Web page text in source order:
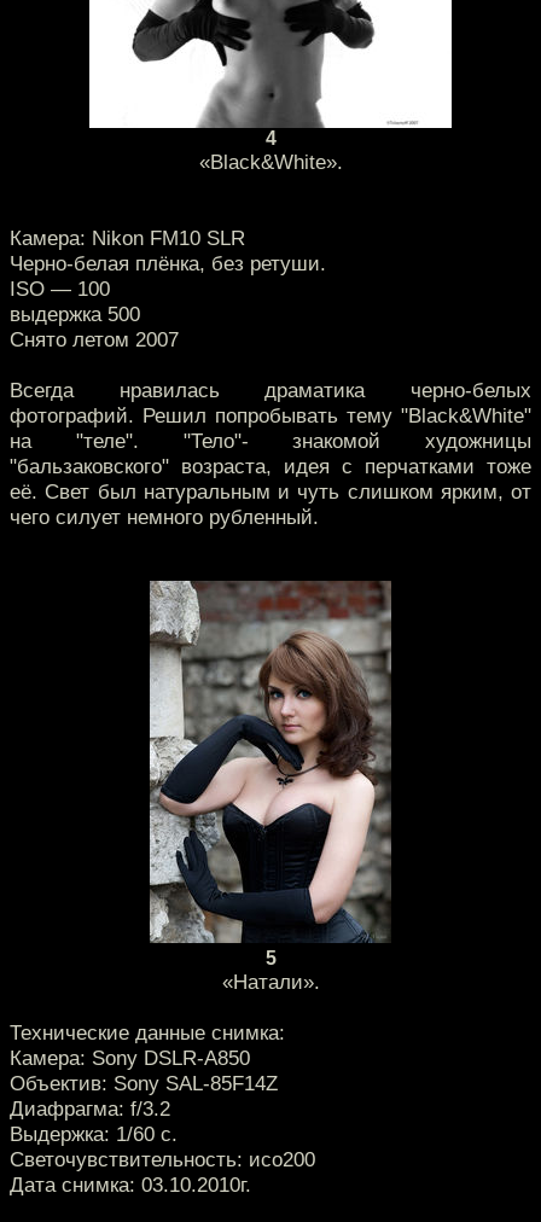
4
«Black&White».
Камера: Nikon FM10 SLR
Черно-белая плёнка, без ретуши.
ISO — 100
выдержка 500
Снято летом 2007
Всегда нравилась драматика черно-белых
фотографий. Решил попробывать тему "Black&White"
на "теле". "Тело"- знакомой художницы
"бальзаковского" возраста, идея с перчатками тоже
её. Свет был натуральным и чуть слишком ярким, от
чего силует немного рубленный.
5
«Натали».
Технические данные снимка:
Камера: Sony DSLR-A850
Объектив: Sony SAL-85F14Z
Диафрагма: f/3.2
Выдержка: 1/60 с.
Светочувствительность: исо200
Дата снимка: 03.10.2010г.